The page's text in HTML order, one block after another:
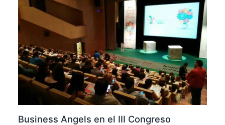
Business Angels en el III Congreso